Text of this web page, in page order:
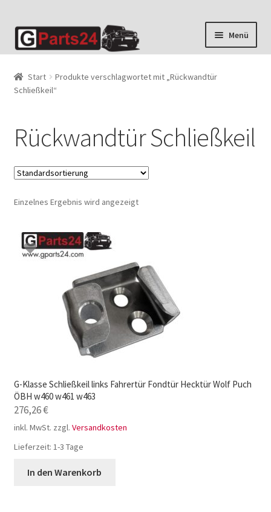
Zur
Navigation
Zum
Inhalt
Menü
Start
Produkte verschlagwortet mit „Rückwandtür
Schließkeil“
Rückwandtür Schließkeil
Einzelnes Ergebnis wird angezeigt
G-Klasse Schließkeil links Fahrertür Fondtür Hecktür Wolf Puch
ÖBH w460 w461 w463
276,26€
inkl. MwSt. zzgl. Versandkosten
Lieferzeit: 1-3 Tage
In den Warenkorb